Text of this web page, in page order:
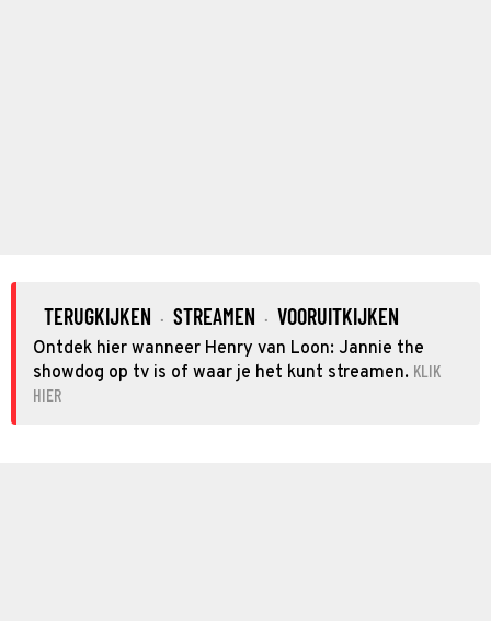
TERUGKIJKEN · STREAMEN · VOORUITKIJKEN
Ontdek hier wanneer Henry van Loon: Jannie the
showdog op tv is of waar je het kunt streamen. KLIK
HIER